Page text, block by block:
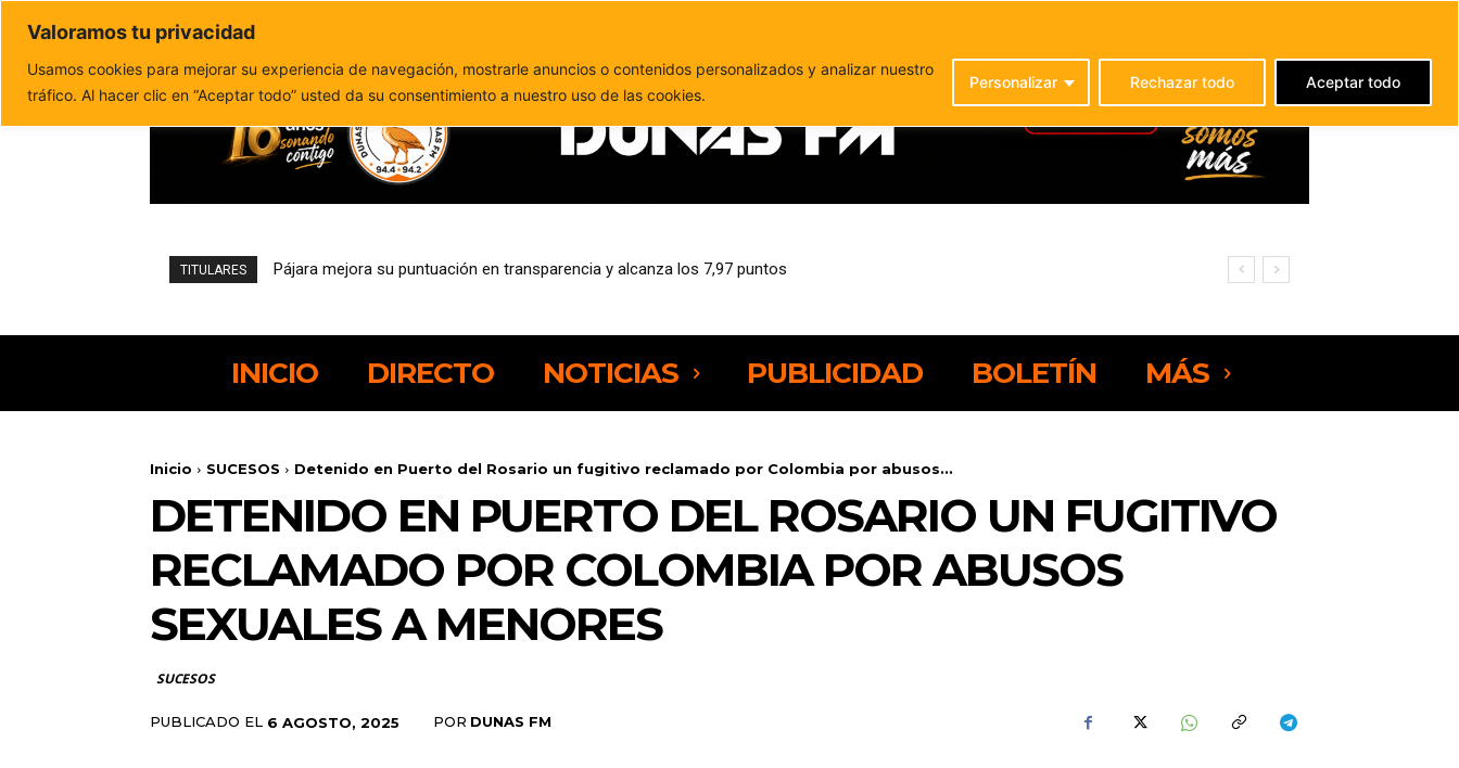
Valoramos tu privacidad
Usamos cookies para mejorar su experiencia de navegación, mostrarle anuncios o contenidos personalizados y analizar nuestro
tráfico. Al hacer clic en “Aceptar todo” usted da su consentimiento a nuestro uso de las cookies.
Personalizar Rechazar todo Aceptar todo
Política de privacidad
TITULARES El pesquero robado abandona el puerto de Gran Tarajal para ser devuelto a su propietario
INICIO DIRECTO NOTICIAS PUBLICIDAD BOLETÍN MÁS
Inicio SUCESOS Detenido en Puerto del Rosario un fugitivo reclamado por Colombia por abusos...
DETENIDO EN PUERTO DEL ROSARIO UN FUGITIVO
RECLAMADO POR COLOMBIA POR ABUSOS
SEXUALES A MENORES
SUCESOS
PUBLICADO EL 6 AGOSTO, 2025 POR DUNAS FM